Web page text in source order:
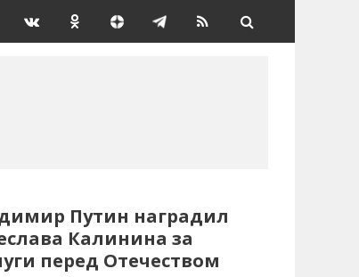
Путин наградил
Калинина за
перед Отечеством